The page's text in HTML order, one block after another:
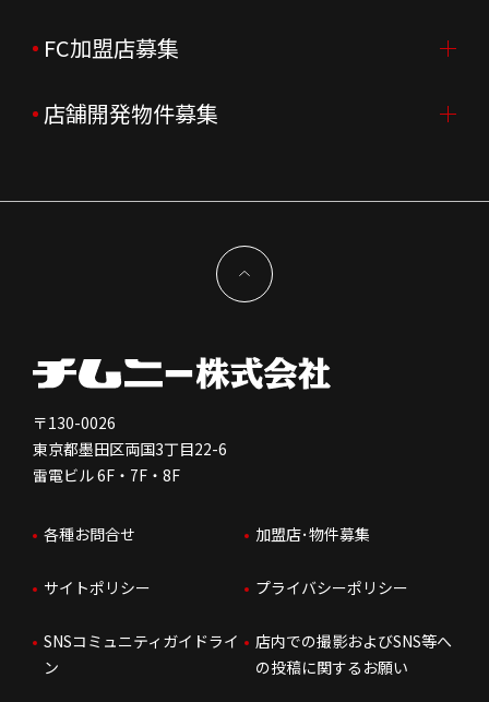
会社沿革
企業理念
新型コロナウイルス対応
月次売上
決算資料
コーポレートガバナンス
免責事項
株価情報
IRお問合せ
新卒採用
中途採用
会社を知る
人を知る
はたらく環境
人財育成
サステナビリティ
店舗を探す・予約する
よくあるご質問
FC加盟店募集
FC加盟店募集TOP
独立支援について
FC加盟店お問合せ
店舗開発物件募集
〒130-0026
東京都墨田区両国3丁目22-6
雷電ビル 6F・7F・8F
各種お問合せ 加盟店･物件募集
サイトポリシー プライバシーポリシー
SNSコミュニティガイドライ
ン
店内での撮影およびSNS等へ
の投稿に関するお願い